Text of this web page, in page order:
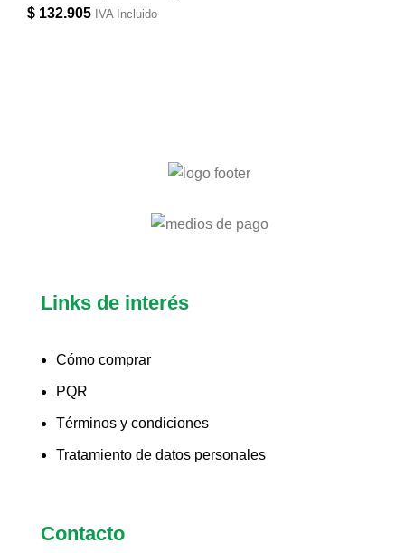
$ 132.905 IVA Incluido
Links de interés
Cómo comprar
PQR
Términos y condiciones
Tratamiento de datos personales
Contacto